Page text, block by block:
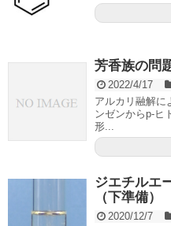
芳香族の問
2022/4/17
アルカリ融解に
ンゼンからp-ヒ
形...
ジエチルエ
（下準備）
2020/12/7